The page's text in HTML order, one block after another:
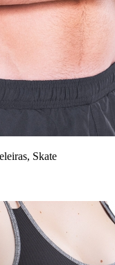
Skate